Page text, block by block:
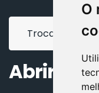
O
Trocar de
Abrir